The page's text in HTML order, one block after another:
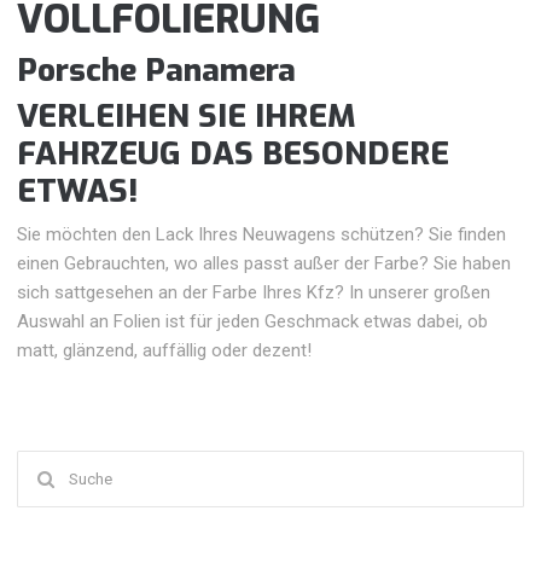
VOLLFOLIERUNG
Porsche Panamera
VERLEIHEN SIE IHREM
FAHRZEUG DAS BESONDERE
ETWAS!
Sie möchten den Lack Ihres Neuwagens schützen? Sie finden
einen Gebrauchten, wo alles passt außer der Farbe? Sie haben
sich sattgesehen an der Farbe Ihres Kfz? In unserer großen
Auswahl an Folien ist für jeden Geschmack etwas dabei, ob
matt, glänzend, auffällig oder dezent!
nach: